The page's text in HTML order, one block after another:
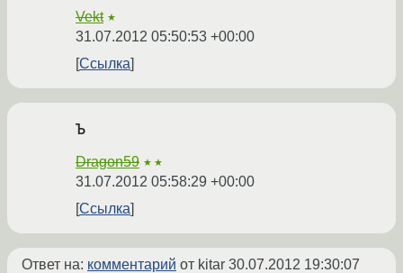
Vekt ★
31.07.2012 05:50:53 +00:00
Ссылка
Ъ
Dragon59 ★★
31.07.2012 05:58:29 +00:00
Ссылка
Ответ на: комментарий от kitar 30.07.2012 19:30:07